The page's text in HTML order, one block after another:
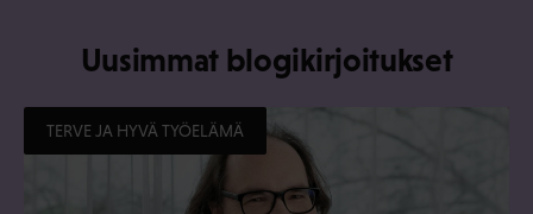
Uusimmat blogikirjoitukset
TERVE JA HYVÄ TYÖELÄMÄ